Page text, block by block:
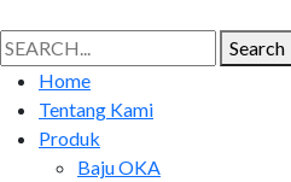
Search
for:
Search
Home
Tentang Kami
Produk
Baju OKA